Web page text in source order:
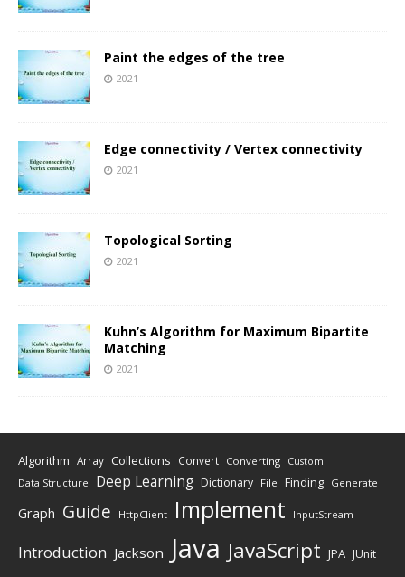
Paint the edges of the tree
2021
Edge connectivity / Vertex connectivity
2021
Topological Sorting
2021
Kuhn’s Algorithm for Maximum Bipartite
Matching
2021
Algorithm Array Collections Convert Converting Custom
Data Structure Deep Learning Dictionary File Finding Generate
Graph Guide HttpClient Implement InputStream
Introduction Jackson Java JavaScript JPA JUnit